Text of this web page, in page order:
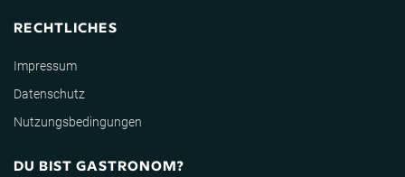
RECHTLICHES
Impressum
Datenschutz
Nutzungsbedingungen
DU BIST GASTRONOM?